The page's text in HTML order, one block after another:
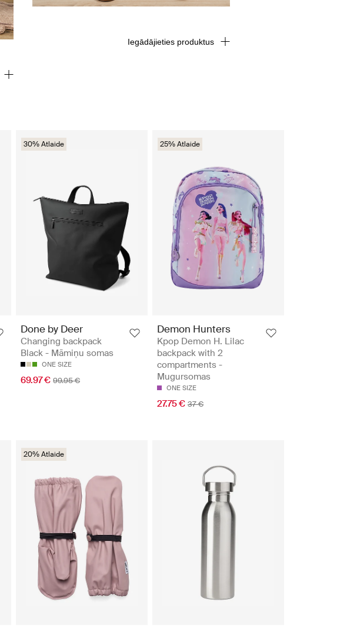
30% Atlaide
Done by Deer
Changing backpack
Black - Māmiņu somas
ONE SIZE
69.97 € 99.95 €
25% Atlaide
Demon Hunters
Kpop Demon H. Lilac
backpack with 2
compartments -
Mugursomas
ONE SIZE
27.75 € 37 €
20% Atlaide
Iegādājieties produktus